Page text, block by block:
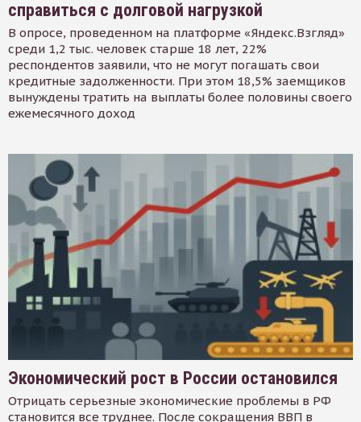
справиться с долговой нагрузкой
В опросе, проведенном на платформе «Яндекс.Взгляд»
среди 1,2 тыс. человек старше 18 лет, 22%
респондентов заявили, что не могут погашать свои
кредитные задолженности. При этом 18,5% заемщиков
вынуждены тратить на выплаты более половины своего
ежемесячного доход
Экономический рост в России остановился
Отрицать серьезные экономические проблемы в РФ
становится все труднее. После сокращения ВВП в